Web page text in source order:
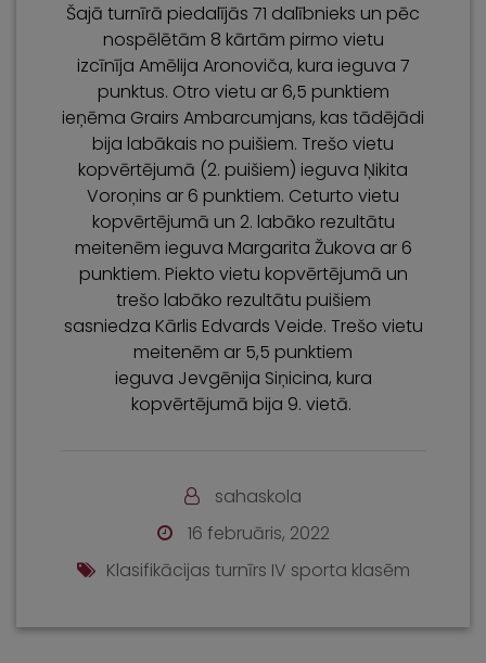
Šajā turnīrā piedalījās 71 dalībnieks un pēc
nospēlētām 8 kārtām pirmo vietu
izcīnīja Amēlija Aronoviča, kura ieguva 7
punktus. Otro vietu ar 6,5 punktiem
ieņēma Grairs Ambarcumjans, kas tādējādi
bija labākais no puišiem. Trešo vietu
kopvērtējumā (2. puišiem) ieguva Ņikita
Voroņins ar 6 punktiem. Ceturto vietu
kopvērtējumā un 2. labāko rezultātu
meitenēm ieguva Margarita Žukova ar 6
punktiem. Piekto vietu kopvērtējumā un
trešo labāko rezultātu puišiem
sasniedza Kārlis Edvards Veide. Trešo vietu
meitenēm ar 5,5 punktiem
ieguva Jevgēnija Siņicina, kura
kopvērtējumā bija 9. vietā.
sahaskola
16 februāris, 2022
Klasifikācijas turnīrs IV sporta klasēm